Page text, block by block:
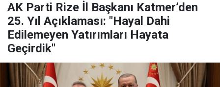
AK Parti Rize İl Başkanı Katmer’den
25. Yıl Açıklaması: "Hayal Dahi
Edilemeyen Yatırımları Hayata
Geçirdik"